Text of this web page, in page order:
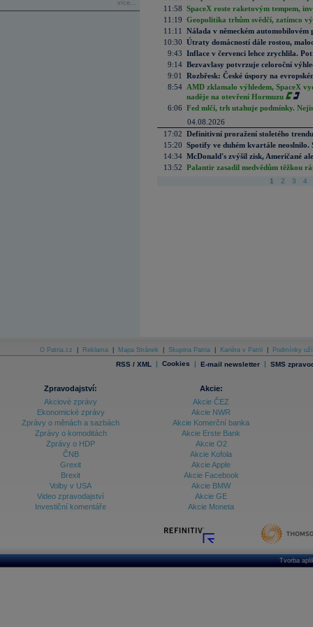
více...
11:58 SpaceX roste raketovým tempem,
11:19 Geopolitika trhům svědčí, zatímco
11:11
Nálada v německém automobilovém
10:30 Útraty domácností dále rostou,
9:43 Inflace v červenci lehce zrychlila.
9:14 Bezvavlasy potvrzuje celoroční
9:01
Rozbřesk: České úspory na
8:54 AMD zklamalo výhledem, SpaceX
naděje na otevření Hormuzu
6:06 Fed mlčí, trh utahuje podmínky.
04.08.2026
17:02 Definitivní proražení stoletého
15:20 Spotify ve duhém kvartále neoslnilo.
14:34 McDonald's zvýšil zisk, Američané
13:52 Palantir zasadil medvědům těžkou
1 2 3 4
O Patria.cz Reklama Mapa Stránek Skupina Patria Kariéra v Patrii Podmínky
RSS / XML | Cookies | E-mail newsletter | SMS
Zpravodajství:
Akciové zprávy
Ekonomické zprávy
Zprávy o měnách a sazbách
Zprávy o komoditách
Zprávy o HDP
ČNB
Grexit
Brexit
Volby v USA
Video zpravodajství
Investiční komentáře
Akcie:
Akcie ČEZ
Akcie NWR
Akcie Komerční banka
Akcie Erste Bank
Akcie O2
Akcie Kofola
Akcie Apple
Akcie Facebook
Akcie BMW
Akcie GE
Akcie Moneta
Tvorba